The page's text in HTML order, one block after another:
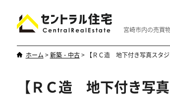
宮崎市内の売買
ホーム >新築・中古> 【ＲＣ造 地下付き写真スタ
【ＲＣ造 地下付き写